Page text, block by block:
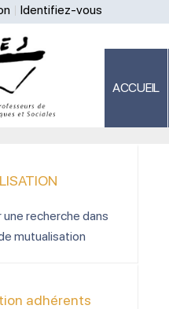
Identifiez-vous
ACCUEIL
recherche dans
mutualisation
adhérents